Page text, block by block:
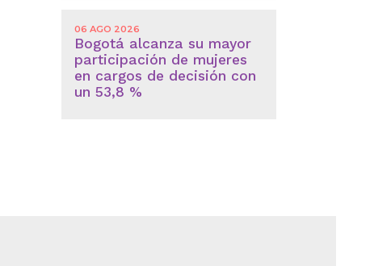
06 AGO 2026
Bogotá alcanza su mayor
participación de mujeres
en cargos de decisión con
un 53,8 %